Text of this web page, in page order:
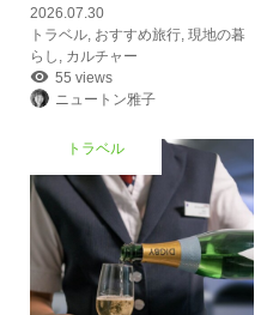
2026.07.30
トラベル, おすすめ旅行, 現地の暮
らし
カルチャー
55 views
ニュートン雅子
トラベル